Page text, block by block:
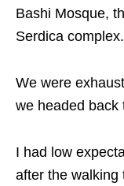
Bashi Mosque,
Serdica complex.
We were
we headed back
I had low
after the walking